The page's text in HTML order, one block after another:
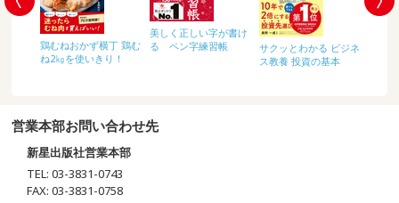
鶏むねおかず横丁 鶏む
ね2㎏を使いきり！
美しく正しい字が書け
る ペン字練習帳
サクッとわかる ビジネ
ス教養 投資の基本
営業本部お問い合わせ先
新星出版社営業本部
TEL: 03-3831-0743
FAX: 03-3831-0758